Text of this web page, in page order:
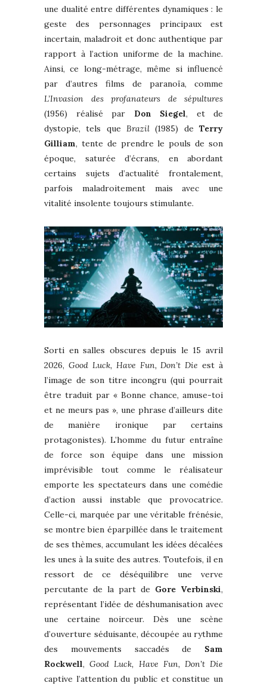
une dualité entre différentes dynamiques : le
geste des personnages principaux est
incertain, maladroit et donc authentique par
rapport à l’action uniforme de la machine.
Ainsi, ce long-métrage, même si influencé
par d’autres films de paranoïa, comme
L’Invasion des profanateurs de sépultures
(1956) réalisé par Don Siegel, et de
dystopie, tels que Brazil (1985) de Terry
Gilliam, tente de prendre le pouls de son
époque, saturée d’écrans, en abordant
certains sujets d’actualité frontalement,
parfois maladroitement mais avec une
vitalité insolente toujours stimulante.
Sorti en salles obscures depuis le 15 avril
2026, Good Luck, Have Fun, Don’t Die est à
l’image de son titre incongru (qui pourrait
être traduit par « Bonne chance, amuse-toi
et ne meurs pas », une phrase d’ailleurs dite
de manière ironique par certains
protagonistes). L’homme du futur entraîne
de force son équipe dans une mission
imprévisible tout comme le réalisateur
emporte les spectateurs dans une comédie
d’action aussi instable que provocatrice.
Celle-ci, marquée par une véritable frénésie,
se montre bien éparpillée dans le traitement
de ses thèmes, accumulant les idées décalées
les unes à la suite des autres. Toutefois, il en
ressort de ce déséquilibre une verve
percutante de la part de Gore Verbinski,
représentant l’idée de déshumanisation avec
une certaine noirceur. Dès une scène
d’ouverture séduisante, découpée au rythme
des mouvements saccadés de Sam
Rockwell,Good Luck, Have Fun, Don’t Die
captive l’attention du public et constitue un